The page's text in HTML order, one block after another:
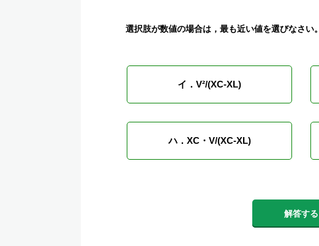
選択肢が数値の場合は，最も近い値を選びなさい。
イ．V²/(XC-XL)
ハ．XC・V/(XC-XL)
解答する